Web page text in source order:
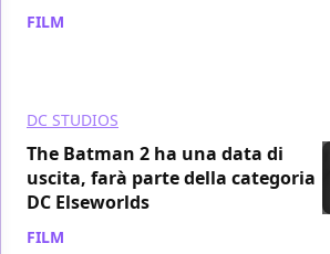
FILM
DC STUDIOS
The Batman 2 ha una data di
uscita, farà parte della categoria
DC Elseworlds
FILM